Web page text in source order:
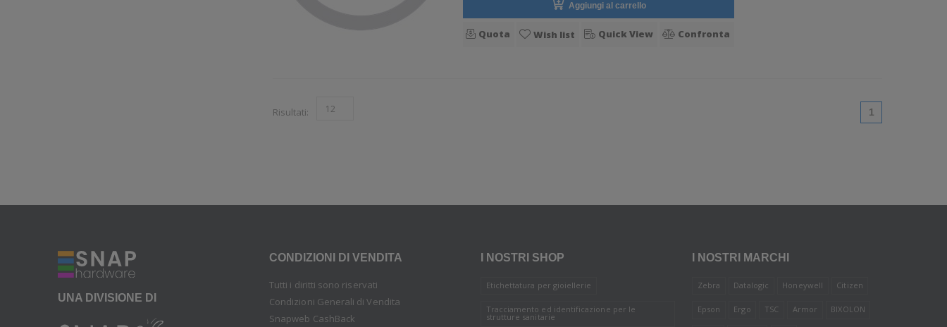
Aggiungi al carrello
Quota Wish list Quick View Confronta
Risultati: 1
UNA DIVISIONE DI
CONDIZIONI DI VENDITA
Tutti i diritti sono riservati
Condizioni Generali di Vendita
Snapweb CashBack
I NOSTRI SHOP
Etichettatura per gioiellerie
Tracciamento ed identificazione per le
strutture sanitarie
I NOSTRI MARCHI
Zebra Datalogic Honeywell Citizen
Epson Ergo TSC Armor BIXOLON